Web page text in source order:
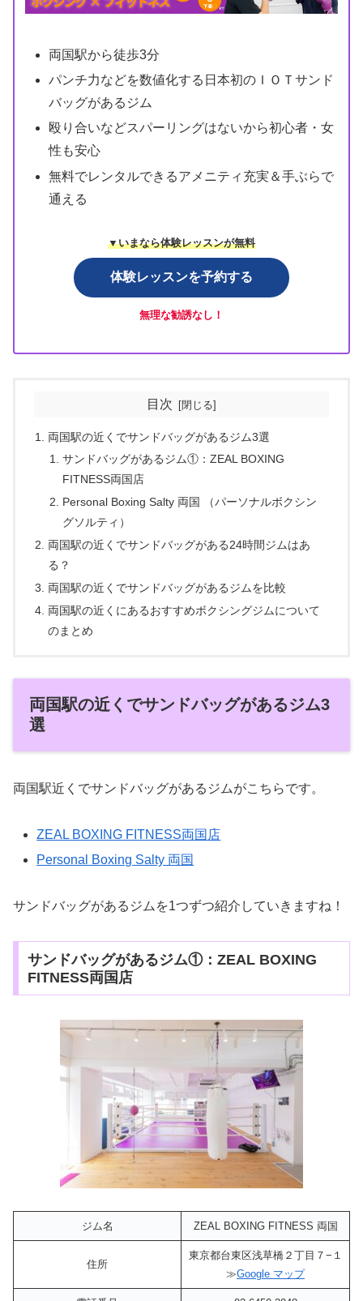
両国駅から徒歩3分
パンチ力などを数値化する日本初のＩＯＴサンド
バッグがあるジム
殴り合いなどスパーリングはないから初心者・女
性も安心
無料でレンタルできるアメニティ充実＆手ぶらで
通える
▼いまなら体験レッスンが無料
体験レッスンを予約する
無理な勧誘なし！
目次
両国駅の近くでサンドバッグがあるジム3選
サンドバッグがあるジム①：ZEAL BOXING
FITNESS両国店
Personal Boxing Salty 両国 （パーソナルボクシン
グソルティ）
両国駅の近くでサンドバッグがある24時間ジムはあ
る？
両国駅の近くでサンドバッグがあるジムを比較
両国駅の近くにあるおすすめボクシングジムについて
のまとめ
両国駅の近くでサンドバッグがあるジム3
選
両国駅近くでサンドバッグがあるジムがこちらです。
ZEAL BOXING FITNESS両国店
Personal Boxing Salty 両国
サンドバッグがあるジムを1つずつ紹介していきますね！
サンドバッグがあるジム①：ZEAL BOXING
FITNESS両国店
ジム名 ZEAL BOXING FITNESS 両国
住所
東京都台東区浅草橋２丁目７−１
≫Google マップ